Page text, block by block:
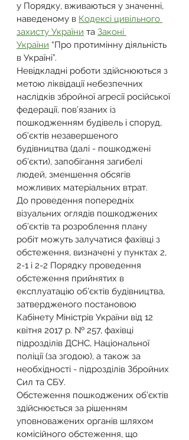
у Порядку, вживаються у значенні,
наведеному в Кодексі цивільного
захисту України та Законі
України “Про протимінну діяльність
в Україні”.
Невідкладні роботи здійснюються з
метою ліквідації небезпечних
наслідків збройної агресії російської
федерації, пов’язаних із
пошкодженням будівель і споруд,
об’єктів незавершеного
будівництва (далі - пошкоджені
об’єкти), запобігання загибелі
людей, зменшення обсягів
можливих матеріальних втрат.
До проведення попередніх
візуальних оглядів пошкоджених
об’єктів та розроблення плану
робіт можуть залучатися фахівці з
обстеження, визначені у пунктах 2,
2-1 і 2-2 Порядку проведення
обстеження прийнятих в
експлуатацію об’єктів будівництва,
затвердженого постановою
Кабінету Міністрів України від 12
квітня 2017 р. № 257, фахівці
підрозділів ДСНС, Національної
поліції (за згодою), а також за
необхідності - підрозділів Збройних
Сил та СБУ.
Обстеження пошкоджених об’єктів
здійснюється за рішенням
уповноважених органів шляхом
комісійного обстеження, що